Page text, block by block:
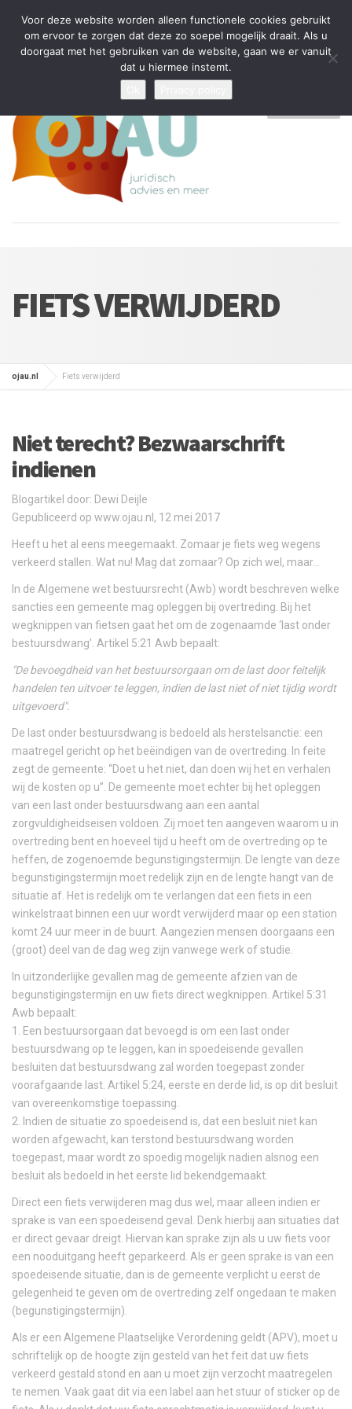
Tijdelijke stop: wegens drukte kan ik beperkt nieuwe zaken aannemen
en vragen beantwoorden
Algemene Voorwaarden
Disclaimer Privacybeleid
FIETS VERWIJDERD
ojau.nl Fiets verwijderd
Niet terecht? Bezwaarschrift
indienen
Blogartikel door: Dewi Deijle
Gepubliceerd op www.ojau.nl, 12 mei 2017
Heeft u het al eens meegemaakt. Zomaar je fiets weg wegens
verkeerd stallen. Wat nu! Mag dat zomaar? Op zich wel, maar...
In de Algemene wet bestuursrecht (Awb) wordt beschreven welke
sancties een gemeente mag opleggen bij overtreding. Bij het
wegknippen van fietsen gaat het om de zogenaamde ‘last onder
bestuursdwang’. Artikel 5:21 Awb bepaalt:
"De bevoegdheid van het bestuursorgaan om de last door feitelijk
handelen ten uitvoer te leggen, indien de last niet of niet tijdig wordt
uitgevoerd".
De last onder bestuursdwang is bedoeld als herstelsanctie: een
maatregel gericht op het beëindigen van de overtreding. In feite
zegt de gemeente: “Doet u het niet, dan doen wij het en verhalen
wij de kosten op u”. De gemeente moet echter bij het opleggen
van een last onder bestuursdwang aan een aantal
zorgvuldigheidseisen voldoen. Zij moet ten aangeven waarom u in
overtreding bent en hoeveel tijd u heeft om de overtreding op te
heffen, de zogenoemde begunstigingstermijn. De lengte van deze
begunstigingstermijn moet redelijk zijn en de lengte hangt van de
situatie af. Het is redelijk om te verlangen dat een fiets in een
winkelstraat binnen een uur wordt verwijderd maar op een station
komt 24 uur meer in de buurt. Aangezien mensen doorgaans een
(groot) deel van de dag weg zijn vanwege werk of studie.
In uitzonderlijke gevallen mag de gemeente afzien van de
begunstigingstermijn en uw fiets direct wegknippen. Artikel 5:31
Awb bepaalt:
1. Een bestuursorgaan dat bevoegd is om een last onder
bestuursdwang op te leggen, kan in spoedeisende gevallen
besluiten dat bestuursdwang zal worden toegepast zonder
voorafgaande last. Artikel 5:24, eerste en derde lid, is op dit besluit
van overeenkomstige toepassing.
2. Indien de situatie zo spoedeisend is, dat een besluit niet kan
worden afgewacht, kan terstond bestuursdwang worden
toegepast, maar wordt zo spoedig mogelijk nadien alsnog een
besluit als bedoeld in het eerste lid bekendgemaakt.
Direct een fiets verwijderen mag dus wel, maar alleen indien er
sprake is van een spoedeisend geval. Denk hierbij aan situaties dat
er direct gevaar dreigt. Hiervan kan sprake zijn als u uw fiets voor
een nooduitgang heeft geparkeerd. Als er geen sprake is van een
spoedeisende situatie, dan is de gemeente verplicht u eerst de
gelegenheid te geven om de overtreding zelf ongedaan te maken
(begunstigingstermijn).
Als er een Algemene Plaatselijke Verordening geldt (APV), moet u
schriftelijk op de hoogte zijn gesteld van het feit dat uw fiets
verkeerd gestald stond en aan u moet zijn verzocht maatregelen
te nemen. Vaak gaat dit via een label aan het stuur of sticker op de
Voor deze website worden alleen functionele cookies gebruikt
om ervoor te zorgen dat deze zo soepel mogelijk draait. Als u
doorgaat met het gebruiken van de website, gaan we er vanuit
dat u hiermee instemt.